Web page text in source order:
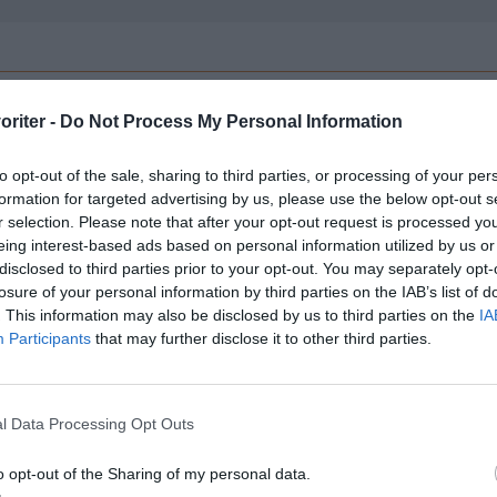
- Do Not Process My Personal Information
opt-out of the sale, sharing to third parties, or processing of your
for targeted advertising by us, please use the below opt-out
selection. Please note that after your opt-out request is processed
interest-based ads based on personal information utilized by us
to third parties prior to your opt-out. You may separately
of your personal information by third parties on the IAB’s list of
This information may also be disclosed by us to third parties on the
Participants that may further disclose it to other third parties.
Data Processing Opt Outs
opt-out of the Sharing of my personal data.
Ribs: värm hälften av vattnet och lös upp halva
Tillsätt resterande kallt vatten
Låt svalna.
vetegluten och vetemjöl i en bunke.
buljongen och rör ihop till en deg med en gaffel.
Tillsätt ev. lite mer vetegluten om degen är för
ingefära, socker, sesamolja och risvinäger i en